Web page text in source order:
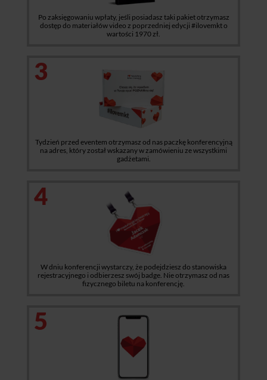
Po zaksięgowaniu wpłaty, jeśli posiadasz taki pakiet otrzymasz
dostęp do materiałów video z poprzedniej edycji #ilovemkt o
wartości 1970 zł.
3
Tydzień przed eventem otrzymasz od nas paczkę konferencyjną
na adres, który został wskazany w zamówieniu ze wszystkimi
gadżetami.
4
W dniu konferencji wystarczy, że podejdziesz do stanowiska
rejestracyjnego i odbierzesz swój badge. Nie otrzymasz od nas
fizycznego biletu na konferencję.
5